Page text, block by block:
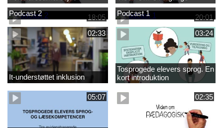
18:05
Podcast 2 20:01
Podcast 1
02:33
It-understøttet inklusion
03:24
Tosprogede elevers sprog. En
kort introduktion
05:07 02:35